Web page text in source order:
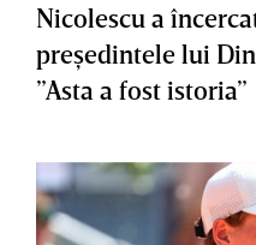
Nicolescu a
preşedintele lui
”Asta a fost istoria”